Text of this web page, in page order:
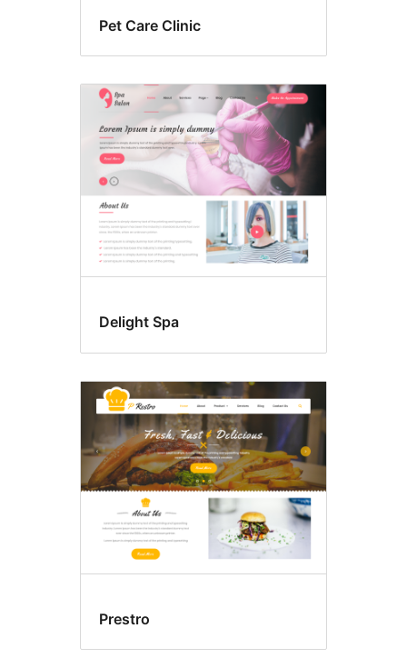
Pet Care Clinic
Delight Spa
Prestro